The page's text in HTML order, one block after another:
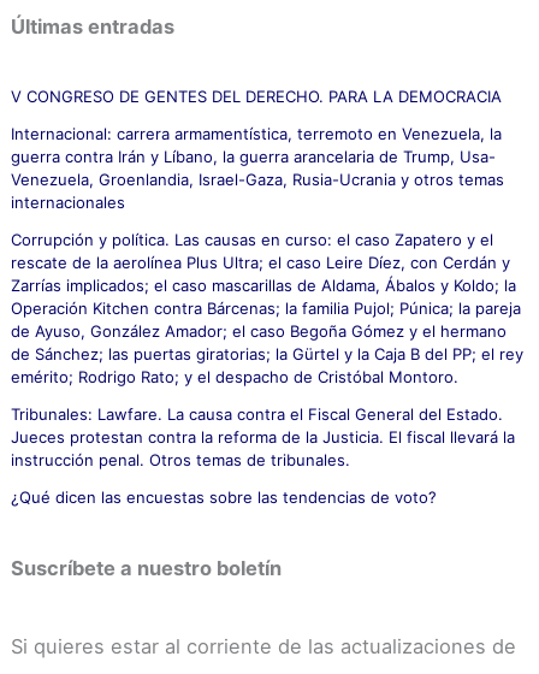
c
a
p
r
:
Últimas entradas
V CONGRESO DE GENTES DEL DERECHO. PARA LA DEMOCRACIA
Internacional: carrera armamentística, terremoto en Venezuela, la
guerra contra Irán y Líbano, la guerra arancelaria de Trump, Usa-
Venezuela, Groenlandia, Israel-Gaza, Rusia-Ucrania y otros temas
internacionales
Corrupción y política. Las causas en curso: el caso Zapatero y el
rescate de la aerolínea Plus Ultra; el caso Leire Díez, con Cerdán y
Zarrías implicados; el caso mascarillas de Aldama, Ábalos y Koldo; la
Operación Kitchen contra Bárcenas; la familia Pujol; Púnica; la pareja
de Ayuso, González Amador; el caso Begoña Gómez y el hermano
de Sánchez; las puertas giratorias; la Gürtel y la Caja B del PP; el rey
emérito; Rodrigo Rato; y el despacho de Cristóbal Montoro.
Tribunales: Lawfare. La causa contra el Fiscal General del Estado.
Jueces protestan contra la reforma de la Justicia. El fiscal llevará la
instrucción penal. Otros temas de tribunales.
¿Qué dicen las encuestas sobre las tendencias de voto?
Suscríbete a nuestro boletín
Si quieres estar al corriente de las actualizaciones de